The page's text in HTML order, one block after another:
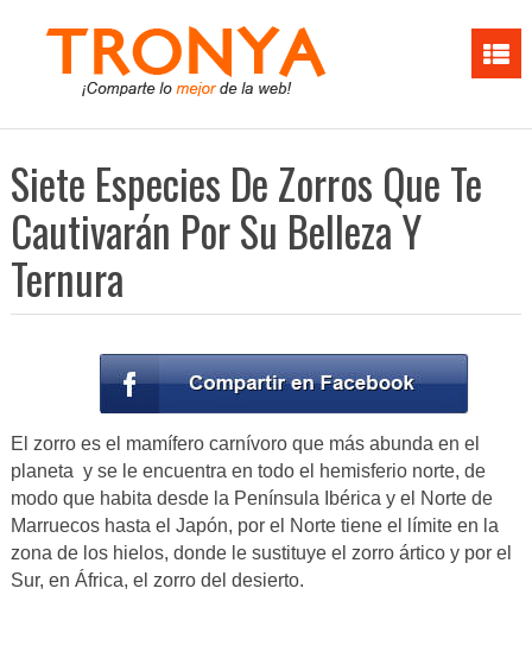
Siete Especies De Zorros Que Te
Cautivarán Por Su Belleza Y
Ternura
El zorro es el mamífero carnívoro que más abunda en el
planeta y se le encuentra en todo el hemisferio norte, de
modo que habita desde la Península Ibérica y el Norte de
Marruecos hasta el Japón, por el Norte tiene el límite en la
zona de los hielos, donde le sustituye el zorro ártico y por el
Sur, en África, el zorro del desierto.